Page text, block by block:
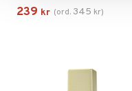
239 kr (ord. 345 kr)